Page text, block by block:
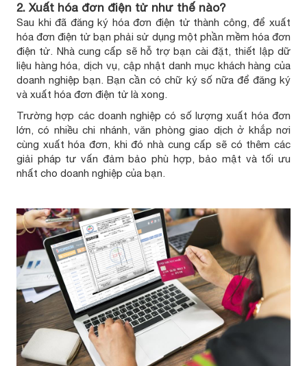
2. Xuất hóa đơn điện tử như thế nào?
Sau khi đã đăng ký hóa đơn điện tử thành công, để xuất
hóa đơn điện tử bạn phải sử dụng một phần mềm hóa đơn
điện tử. Nhà cung cấp sẽ hỗ trợ bạn cài đặt, thiết lập dữ
liệu hàng hóa, dịch vụ, cập nhật danh mục khách hàng của
doanh nghiệp bạn. Bạn cần có chữ ký số nữa để đăng ký
và xuất hóa đơn điện tử là xong.
Trường hợp các doanh nghiệp có số lượng xuất hóa đơn
lớn, có nhiều chi nhánh, văn phòng giao dịch ở khắp nơi
cùng xuất hóa đơn, khi đó nhà cung cấp sẽ có thêm các
giải pháp tư vấn đảm bảo phù hợp, bảo mật và tối ưu
nhất cho doanh nghiệp của bạn.